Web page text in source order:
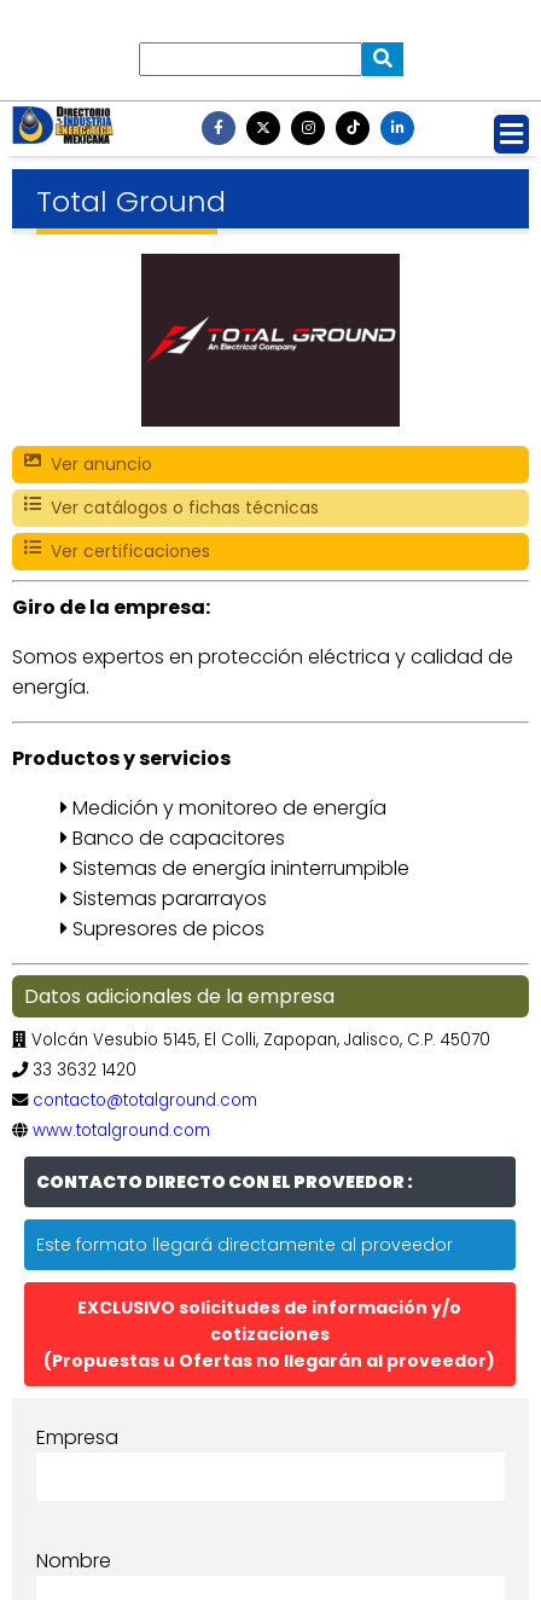
Total Ground
Ver anuncio
Ver catálogos o fichas técnicas
Ver certificaciones
Giro de la empresa:
Somos expertos en protección eléctrica y calidad de
energía.
Productos y servicios
Medición y monitoreo de energía
Banco de capacitores
Sistemas de energía ininterrumpible
Sistemas pararrayos
Supresores de picos
Datos adicionales de la empresa
Volcán Vesubio 5145, El Colli, Zapopan, Jalisco, C.P. 45070
33 3632 1420
contacto@totalground.com
www.totalground.com
CONTACTO DIRECTO CON EL PROVEEDOR :
Este formato llegará directamente al proveedor
EXCLUSIVO solicitudes de información y/o
cotizaciones
(Propuestas u Ofertas no llegarán al proveedor)
Empresa
Nombre